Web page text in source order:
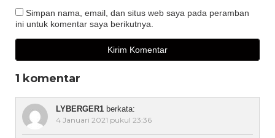
Simpan nama, email, dan situs web saya pada peramban
ini untuk komentar saya berikutnya.
1 komentar
LYBERGER1 berkata:
4 Januari 2021 pukul 23:36